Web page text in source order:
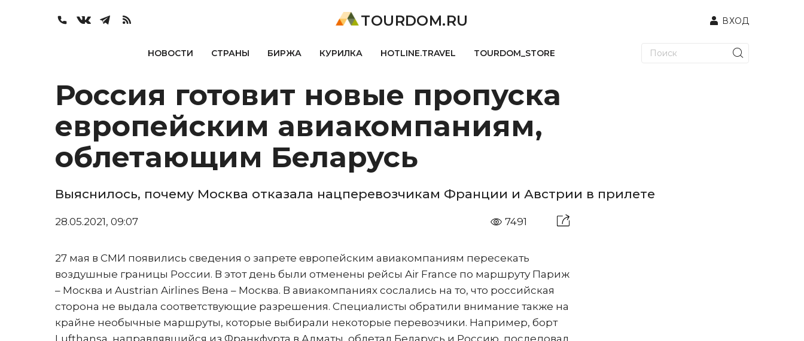
TOURDOM.RU ВХОД
НОВОСТИ СТРАНЫ БИРЖА КУРИЛКА HOTLINE.TRAVEL TOURDOM_STORE
Россия готовит новые пропуска
европейским авиакомпаниям,
облетающим Беларусь
Выяснилось, почему Москва отказала нацперевозчикам Франции и Австрии в прилете
28.05.2021, 09:07 7491
27 мая в СМИ появились сведения о запрете европейским авиакомпаниям пересекать
воздушные границы России. В этот день были отменены рейсы Air France по маршруту Париж
– Москва и Austrian Airlines Вена – Москва. В авиакомпаниях сослались на то, что российская
сторона не выдала соответствующие разрешения. Специалисты обратили внимание также на
крайне необычные маршруты, которые выбирали некоторые перевозчики. Например, борт
Lufthansa, направлявшийся из Франкфурта в Алматы, облетал Беларусь и Россию, последовал